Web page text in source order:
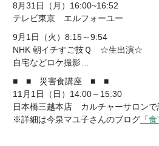
8月31日（月）16:00~16:52
テレビ東京 エルフォーユー
9月1日（火）8:15～9:54
NHK 朝イチすご技Ｑ ☆生出演☆
自宅などロケ撮影…
■ ■ 災害食講座 ■ ■
11月1日（日）14:00～15:30
日本橋三越本店 カルチャーサロンで
※詳細は今泉マユ子さんのブログ 「